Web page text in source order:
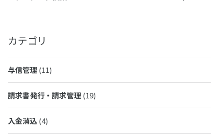
カテゴリ
与信管理(11)
請求書発行・請求管理(19)
入金消込 (4)